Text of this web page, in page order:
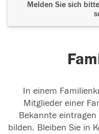
Melden Sie sich
In einem
Mitglieder einer
Bekannte eintragen
bilden. Bleiben Sie in